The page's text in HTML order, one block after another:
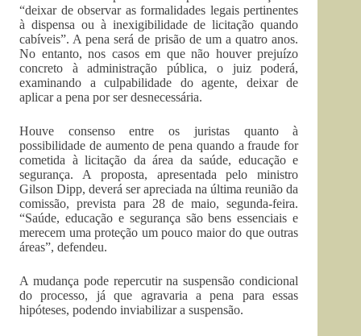
“deixar de observar as formalidades legais pertinentes
à dispensa ou à inexigibilidade de licitação quando
cabíveis”. A pena será de prisão de um a quatro anos.
No entanto, nos casos em que não houver prejuízo
concreto à administração pública, o juiz poderá,
examinando a culpabilidade do agente, deixar de
aplicar a pena por ser desnecessária.
Houve consenso entre os juristas quanto à
possibilidade de aumento de pena quando a fraude for
cometida à licitação da área da saúde, educação e
segurança. A proposta, apresentada pelo ministro
Gilson Dipp, deverá ser apreciada na última reunião da
comissão, prevista para 28 de maio, segunda-feira.
“Saúde, educação e segurança são bens essenciais e
merecem uma proteção um pouco maior do que outras
áreas”, defendeu.
A mudança pode repercutir na suspensão condicional
do processo, já que agravaria a pena para essas
hipóteses, podendo inviabilizar a suspensão.